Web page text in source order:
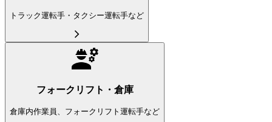
トラック運転手・タクシー運転手など
フォークリフト・倉庫
倉庫内作業員、フォークリフト運転手など